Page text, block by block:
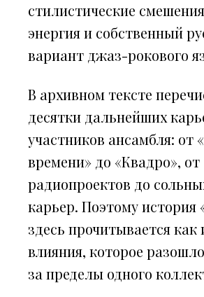
стилистические
энергия и собственный
вариант джаз-рокового
В архивном тексте
десятки дальнейших
участников ансамбля:
времени» до «Квадро», от
радиопроектов до
карьер. Поэтому история
здесь прочитывается как
влияния, которое
за пределы одного